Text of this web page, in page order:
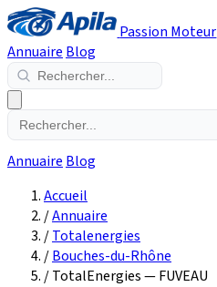
Passion Moteur
Annuaire Blog
Annuaire Blog
Accueil
/Annuaire
/Totalenergies
/Bouches-du-Rhône
/TotalEnergies — FUVEAU